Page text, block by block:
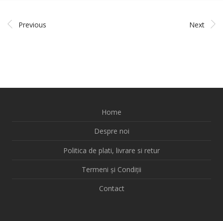
Previous Next
Home
Despre noi
Politica de plati, livrare si retur
Termeni și Condiții
Contact